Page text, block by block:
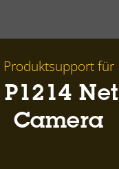
Produktsupport für
P1214
Camera